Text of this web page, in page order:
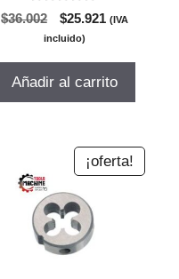
0
d
$36.002
El
precio
era:
$25.921El
es:
(IVA
incluido)
Añadir al carrito
¡oferta!